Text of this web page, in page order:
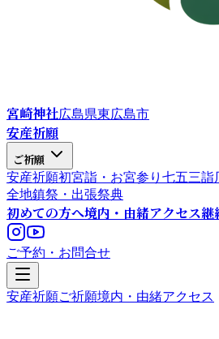
宮崎神社広島県東広島市
安産祈願
ご祈願
安産祈願初宮詣・お宮参り 七五三詣
全地鎮祭・出張祭典
初めての方へ境内・由緒アクセス継
ご予約・お問合せ
安産祈願ご祈願境内・由緒アクセス